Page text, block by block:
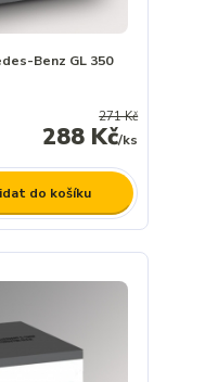
Benz GL 350
271 Kč
288 Kč/ks
do košíku